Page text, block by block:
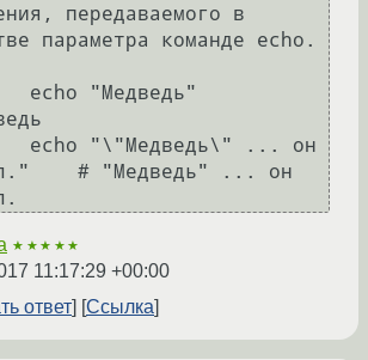
передаваемого в
параметра команде echo.
# "Медведь" ... он
★★★★★
11:17:29 +00:00
ответ
Ссылка